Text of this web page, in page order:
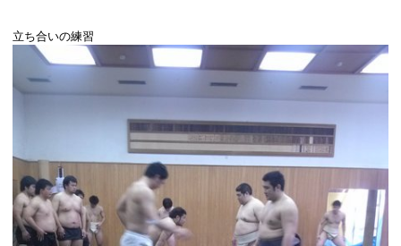
立ち合いの練習